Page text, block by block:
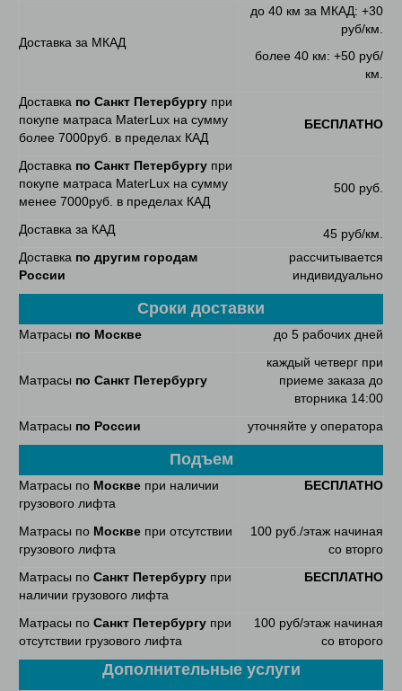
Доставка за МКАД
до 40 км за МКАД: +30
руб/км.
более 40 км: +50 руб/
км.
Доставка по Санкт Петербургу при
покупе матраса MaterLux на сумму
более 7000руб. в пределах КАД
БЕСПЛАТНО
Доставка по Санкт Петербургу при
покупе матраса MaterLux на сумму
менее 7000руб. в пределах КАД
500 руб.
Доставка за КАД
45 руб/км.
Доставка по другим городам
России
рассчитывается
индивидуально
Сроки доставки
Матрасы по Москве до 5 рабочих дней
Матрасы по Санкт Петербургу
каждый четверг при
приеме заказа до
вторника 14:00
Матрасы по России уточняйте у оператора
Подъем
Матрасы по Москве при наличии
грузового лифта
БЕСПЛАТНО
Матрасы по Москве при отсутствии
грузового лифта
100 руб./этаж начиная
со вторго
Матрасы по Санкт Петербургу при
наличии грузового лифта
БЕСПЛАТНО
Матрасы по Санкт Петербургу при
отсутствии грузового лифта
100 руб/этаж начиная
со второго
Дополнительные услуги